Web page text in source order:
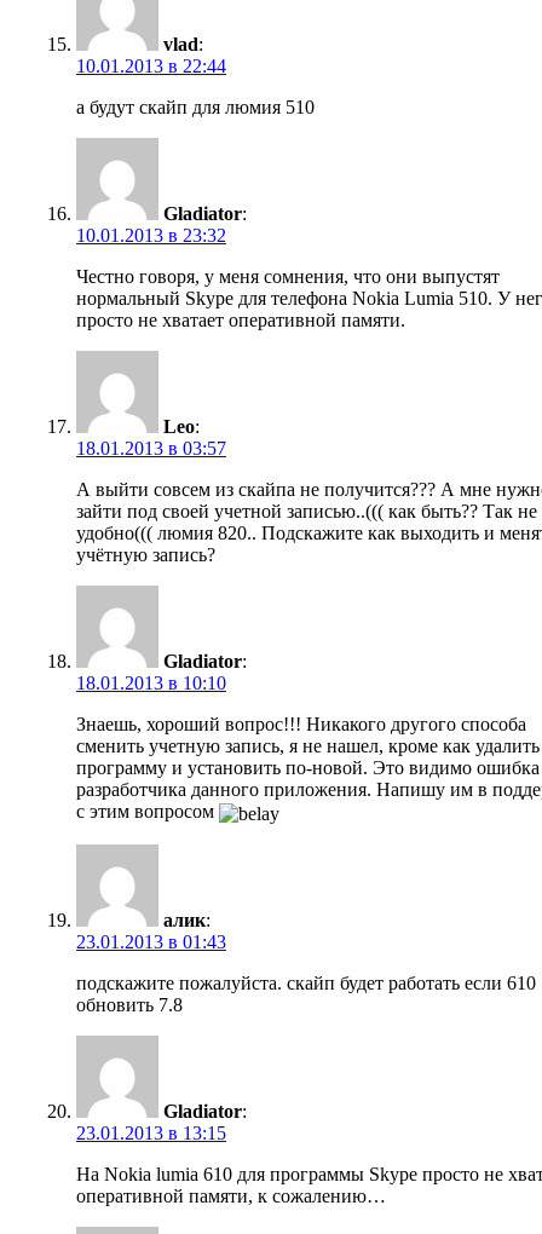
vlad:
10.01.2013 в 22:44
а будут скайп для люмия 510
Gladiator:
10.01.2013 в 23:32
Честно говоря, у меня сомнения, что они выпустят
нормальный Skype для телефона Nokia Lumia 510. У
просто не хватает оперативной памяти.
Leo:
18.01.2013 в 03:57
А выйти совсем из скайпа не получится??? А мне
зайти под своей учетной записью..((( как быть?? Так не
удобно((( люмия 820.. Подскажите как выходить и
учётную запись?
Gladiator:
18.01.2013 в 10:10
Знаешь, хороший вопрос!!! Никакого другого способа
сменить учетную запись, я не нашел, кроме как удалить
программу и установить по-новой. Это видимо ошибка
разработчика данного приложения. Напишу им в
с этим вопросом
алик:
23.01.2013 в 01:43
подскажите пожалуйста. скайп будет работать если 610
обновить 7.8
Gladiator:
23.01.2013 в 13:15
На Nokia lumia 610 для программы Skype просто не
оперативной памяти, к сожалению…